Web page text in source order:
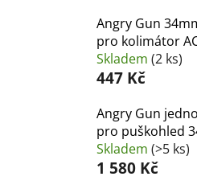
Angry Gun
pro kolimátor
Skladem (2 ks)
447 Kč
Angry Gun
pro puškohled
Skladem (>5 ks)
1 580 Kč